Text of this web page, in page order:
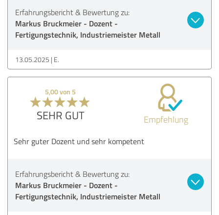
Erfahrungsbericht & Bewertung zu:
Markus Bruckmeier - Dozent -
Fertigungstechnik, Industriemeister Metall
13.05.2025 E.
5,00 von 5
SEHR GUT Empfehlung
Sehr guter Dozent und sehr kompetent
Erfahrungsbericht & Bewertung zu:
Markus Bruckmeier - Dozent -
Fertigungstechnik, Industriemeister Metall